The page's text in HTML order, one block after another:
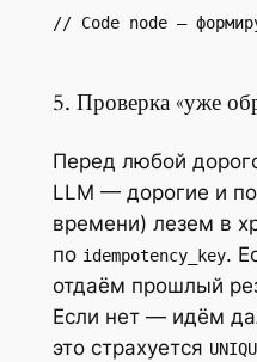
// Code node —
5. Проверка «уже
Перед любой
LLM — дорогие и
времени) лезем в
по idempotency_key.
отдаём прошлый
Если нет — идём
это страхуется